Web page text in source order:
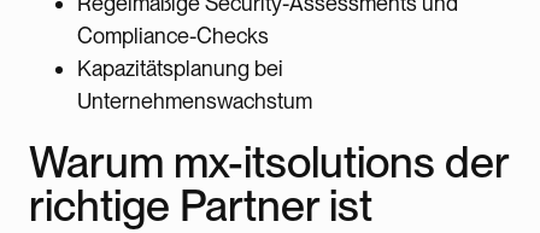
Compliance-Checks
Kapazitätsplanung bei
Unternehmenswachstum
Warum mx-itsolutions der
richtige Partner ist